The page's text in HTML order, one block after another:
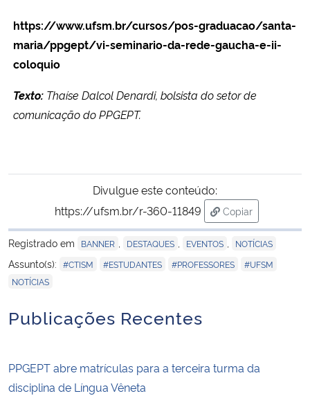
https://www.ufsm.br/cursos/pos-graduacao/santa-
maria/ppgept/vi-seminario-da-rede-gaucha-e-ii-
coloquio
Texto: Thaíse Dalcol Denardi, bolsista do setor de
comunicação do PPGEPT.
Divulgue este conteúdo:
https://ufsm.br/r-360-11849
Copiar
para área de
Registrado em
BANNER DESTAQUES EVENTOS NOTÍCIAS
Assunto(s): #CTISM #ESTUDANTES #PROFESSORES #UFSM
NOTÍCIAS
Publicações Recentes
PPGEPT abre matrículas para a terceira turma da
disciplina de Língua Vêneta